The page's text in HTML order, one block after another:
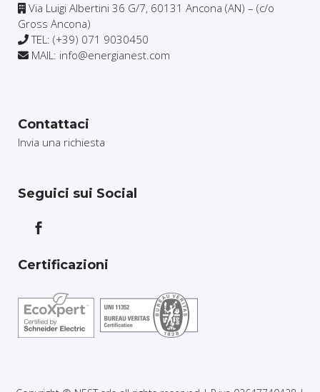
Via Luigi Albertini 36 G/7, 60131 Ancona (AN) – (c/o
Gross Ancona)
TEL: (+39) 071 9030450
MAIL: info@energianest.com
Contattaci
Invia una richiesta
Seguici sui Social
Certificazioni